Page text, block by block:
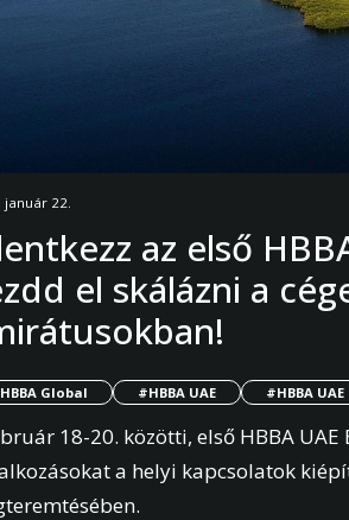
január 22.
az első
el skálázni a
Global #HBBA UAE #HBBA
18-20. közötti, első HBBA
a helyi kapcsolatok